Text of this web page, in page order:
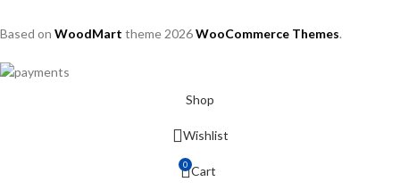
Based on WoodMart theme 2026WooCommerce Themes.
Shop
Wishlist
0 Cart